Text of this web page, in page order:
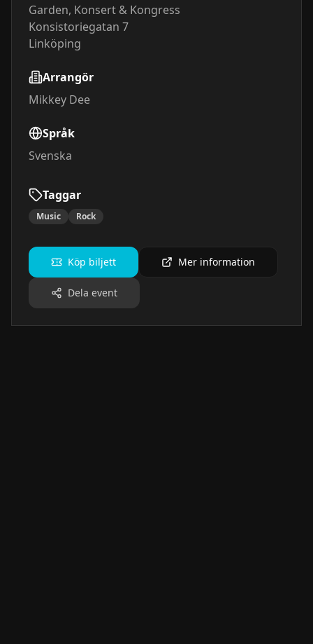
Garden, Konsert & Kongress
Konsistoriegatan 7
Linköping
Arrangör
Mikkey Dee
Språk
Svenska
Taggar
Music Rock
Köp biljett Mer information
Dela event